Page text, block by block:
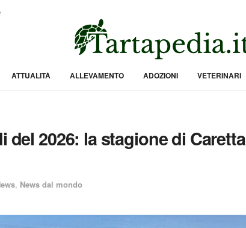
ATTUALITÀ ALLEVAMENTO ADOZIONI VETERINARI
del 2026: la stagione di Caretta
, News dal mondo